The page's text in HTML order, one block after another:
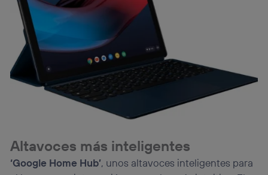
Altavoces más inteligentes
‘Google Home Hub’, unos altavoces inteligentes para